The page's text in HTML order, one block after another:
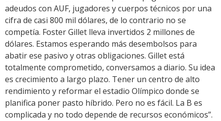
adeudos con AUF, jugadores y cuerpos técnicos por una
cifra de casi 800 mil dólares, de lo contrario no se
competía. Foster Gillet lleva invertidos 2 millones de
dólares. Estamos esperando más desembolsos para
abatir ese pasivo y otras obligaciones. Gillet está
totalmente comprometido, conversamos a diario. Su idea
es crecimiento a largo plazo. Tener un centro de alto
rendimiento y reformar el estadio Olímpico donde se
planifica poner pasto híbrido. Pero no es fácil. La B es
complicada y no todo depende de recursos económicos”.